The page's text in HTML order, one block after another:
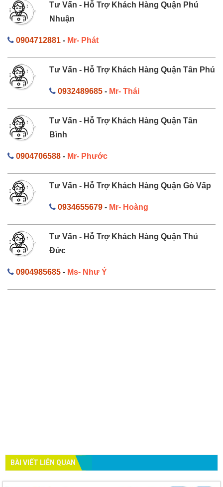
Tư Vấn - Hỗ Trợ Khách Hàng Quận Phú
Nhuận
0904712881 - Mr- Phát
Tư Vấn - Hỗ Trợ Khách Hàng Quận Tân Phú
0932489685- Mr- Thái
Tư Vấn - Hỗ Trợ Khách Hàng Quận Tân
Bình
0904706588 - Mr- Phước
Tư Vấn - Hỗ Trợ Khách Hàng Quận Gò Vấp
0934655679- Mr- Hoàng
Tư Vấn - Hỗ Trợ Khách Hàng Quận Thủ
Đức
0904985685 - Ms- Như Ý
BÀI VIẾT LIÊN QUAN